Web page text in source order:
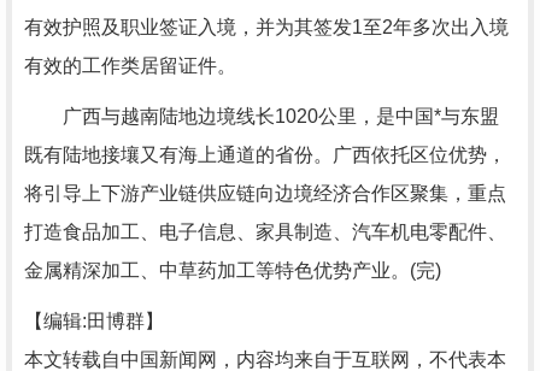
有效护照及职业签证入境，并为其签发1至2年多次出入境
有效的工作类居留证件。
广西与越南陆地边境线长1020公里，是中国*与东盟
既有陆地接壤又有海上通道的省份。广西依托区位优势，
将引导上下游产业链供应链向边境经济合作区聚集，重点
打造食品加工、电子信息、家具制造、汽车机电零配件、
金属精深加工、中草药加工等特色优势产业。(完)
【编辑:田博群】
本文转载自中国新闻网，内容均来自于互联网，不代表本